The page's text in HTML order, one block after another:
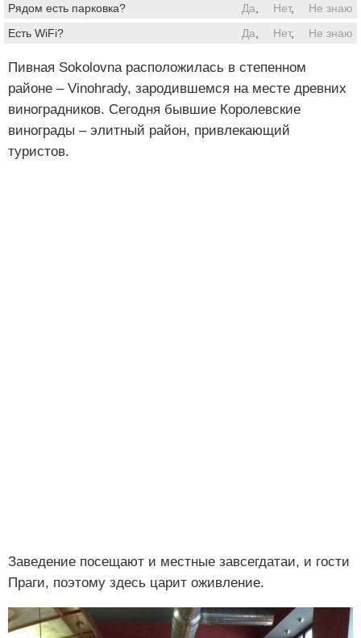
Рядом есть парковка?
Да Нет,
Не знаю
Есть WiFi?
Да Нет, Не знаю
Пивная Sokolovna расположилась в степенном
районе – Vinohrady, зародившемся на месте древних
виноградников. Сегодня бывшие Королевские
винограды – элитный район, привлекающий
туристов.
Заведение посещают и местные завсегдатаи, и гости
Праги, поэтому здесь царит оживление.